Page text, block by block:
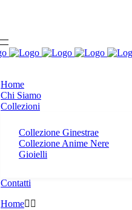
Home
Chi Siamo
Collezioni
Collezione Ginestrae
Collezione Anime Nere
Gioielli
Contatti
Home